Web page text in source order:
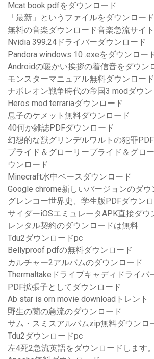
Mcat book pdfをダウンロード
「最新」というファイルをダウンロー
無料の音楽ダウンロード音楽急流サイ
Nvidia 399.24ドライバーダウンロード
Pandora windows 10 .exeをダウンロー
Androidの暖かい挨拶の着信音をダウン
モンスターマニュアル無料ダウンロード
ナポレオン戦争時代の帝国3 modダウン
Heros mod terrariaダウンロード
息子のケメット無料ダウンロード
40何か雑誌PDFダウンロード
幻想的な獣グリンデルワルトの犯罪
プライド＆グローリープライド＆グロ
ウンロード
Minecraft水中ベースダウンロード
Google chrome新しいバージョンのダウ
グレンコー世界史、学生版PDFダウン
サイダーiOSエミュレータAPK直接ダウ
レンタル契約のダウンロードは無料
Tdu2ダウンロードpc
Bellyproof pdfの無料ダウンロード
カルチャー2アルバムのダウンロード
Thermaltakeドライブキャディドライバ
PDF拡張子としてダウンロード
Ab star is orn movie downloadトレント
野生の蘭の急流のダウンロード
サム・スミスアルバムzip無料ダウンロ
Tdu2ダウンロードpc
左4死2急流英語をダウンロードします。